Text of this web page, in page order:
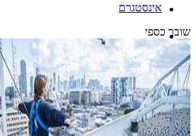
אינסטגרם
שובר כספי